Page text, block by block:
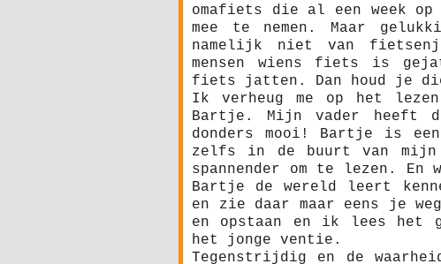
omafiets die al een week
mee te nemen. Maar
namelijk niet van
mensen wiens fiets is
fiets jatten. Dan houd je
Ik verheug me op het
Bartje. Mijn vader heeft
donders mooi! Bartje is
zelfs in de buurt van mijn
spannender om te lezen.
Bartje de wereld leert
en zie daar maar eens je
en opstaan en ik lees het
het jonge ventie.
Tegenstrijdig en de